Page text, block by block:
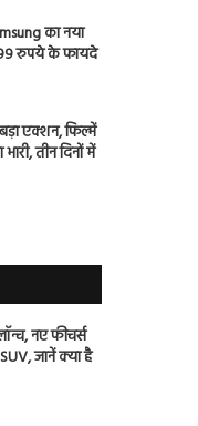
का नया
रुपये के फायदे
एक्शन, फिल्में
तीन दिनों में
नए फीचर्स
जानें क्या है